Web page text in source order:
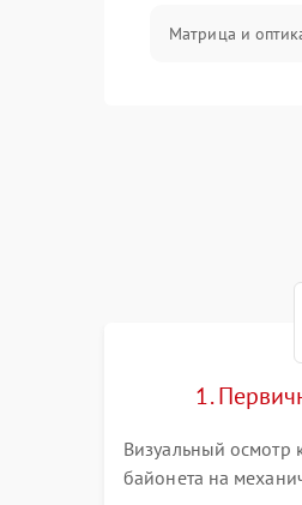
Матрица и
Коммуникации и
1.
Визуальный осмотр
байонета на